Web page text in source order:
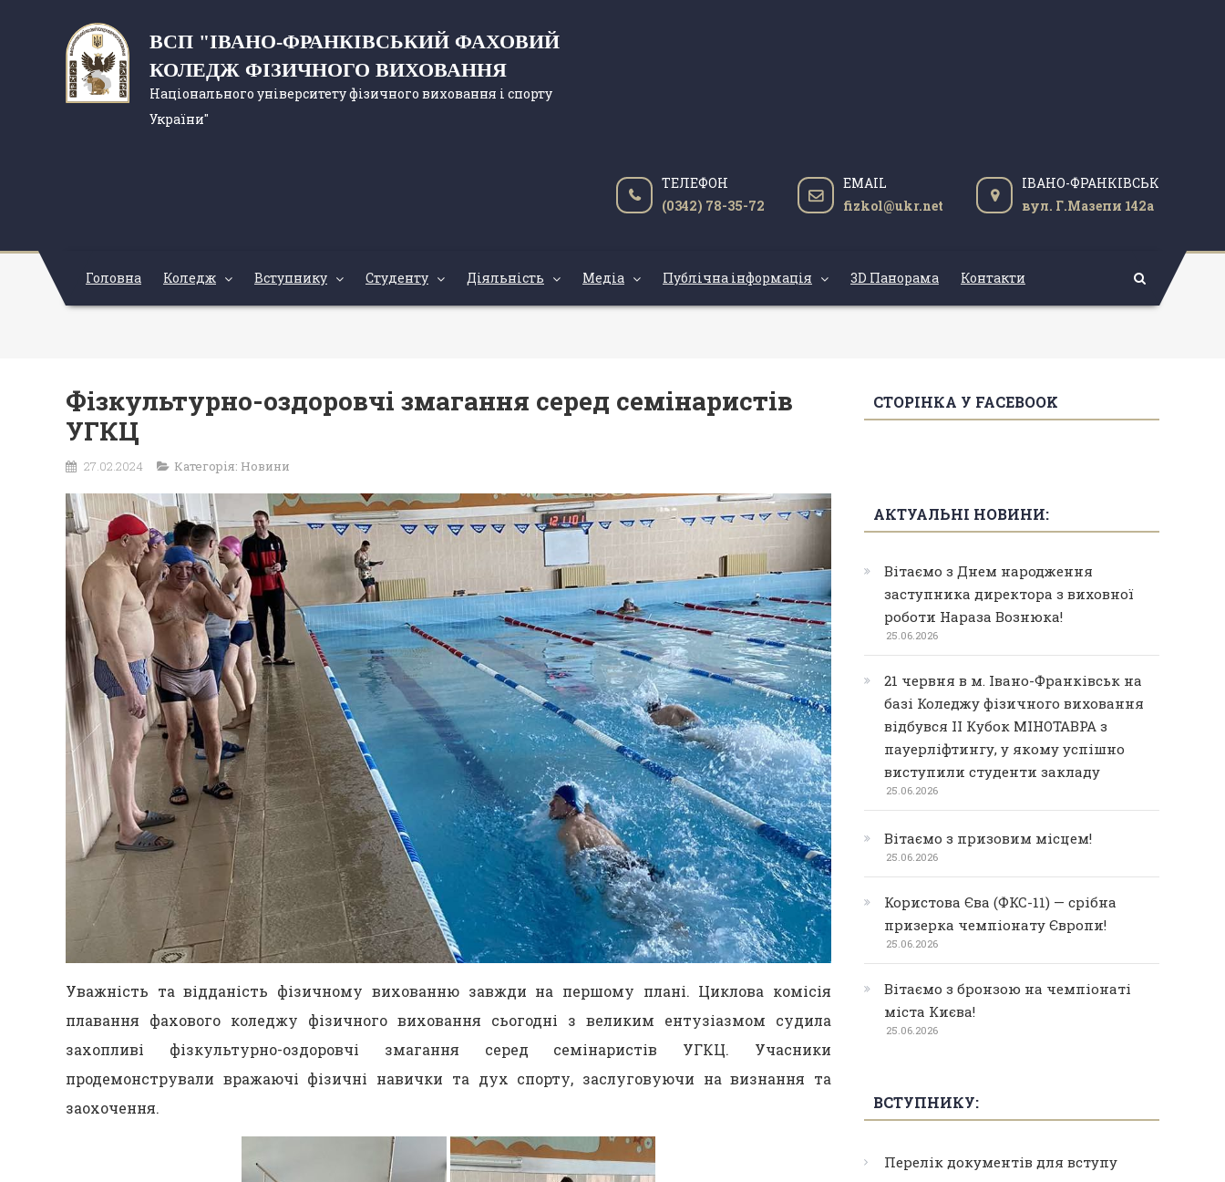
ВСП "ІВАНО-ФРАНКІВСЬКИЙ ФАХОВИЙ
КОЛЕДЖ ФІЗИЧНОГО ВИХОВАННЯ
Національного університету фізичного виховання і спорту
України"
ТЕЛЕФОН
(0342) 78-35-72
EMAIL
fizkol@ukr.net
ІВАНО-ФРАНКІВСЬК
вул. Г.Мазепи 142а
Головна Коледж Вступнику Студенту Діяльність Медіа Публічна інформація 3D Панорама Контакти
Фізкультурно-оздоровчі змагання серед семінаристів
УГКЦ
27.02.2024 Категорія: Новини
Уважність та відданість фізичному вихованню завжди на першому плані. Циклова комісія
плавання фахового коледжу фізичного виховання сьогодні з великим ентузіазмом судила
захопливі фізкультурно-оздоровчі змагання серед семінаристів УГКЦ. Учасники
продемонстрували вражаючі фізичні навички та дух спорту, заслуговуючи на визнання та
заохочення.
СТОРІНКА У FACEBOOK
АКТУАЛЬНІ НОВИНИ:
Вітаємо з Днем народження
заступника директора з виховної
роботи Нараза Вознюка!
25.06.2026
21 червня в м. Івано-Франківськ на
базі Коледжу фізичного виховання
відбувся ІІ Кубок МІНОТАВРА з
пауерліфтингу, у якому успішно
виступили студенти закладу
25.06.2026
Вітаємо з призовим місцем!
25.06.2026
Користова Єва (ФКС-11) — срібна
призерка чемпіонату Європи!
25.06.2026
Вітаємо з бронзою на чемпіонаті
міста Києва!
25.06.2026
ВСТУПНИКУ:
Перелік документів для вступу